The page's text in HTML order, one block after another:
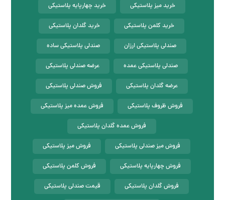
خرید میز پلاستیکی خرید چهارپایه پلاستیکی
خرید کلمن پلاستیکی خرید گلدان پلاستیکی
صندلی پلاستیکی ارزان صندلی پلاستیکی ساده
صندلی پلاستیکی عمده عرضه صندلی پلاستیکی
عرضه گلدان پلاستیکی فروش صندلی پلاستیکی
فروش ظروف پلاستیکی فروش عمده میز پلاستیکی
فروش عمده گلدان پلاستیکی
فروش میز صندلی پلاستیکی فروش میز پلاستیکی
فروش چهارپایه پلاستیکی فروش کلمن پلاستیکی
فروش گلدان پلاستیکی قیمت صندلی پلاستیکی